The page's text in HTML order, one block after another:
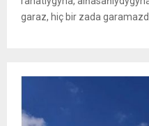
garaz, hiç bir zada